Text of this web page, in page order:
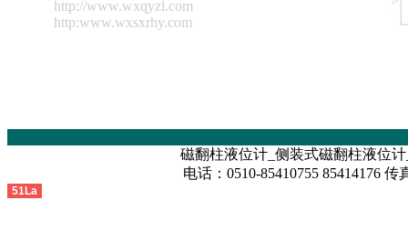
http://www.wxqyzl.com
http:www.wxsxrhy.com
磁翻柱液位计_侧装式磁翻柱液位
电话：0510-85410755 85414176 传
51La